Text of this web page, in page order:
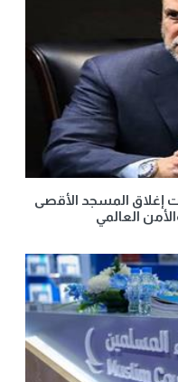
إغلاق المسجد الأقصى
العالمي